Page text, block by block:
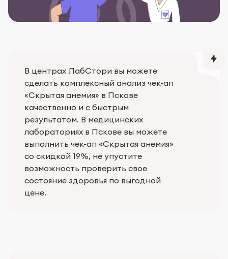
В центрах ЛабСтори вы можете
сделать комплексный анализ чек-ап
«Скрытая анемия» в Пскове
качественно и с быстрым
результатом. В медицинских
лабораториях в Пскове вы можете
выполнить чек-ап «Скрытая анемия»
со скидкой 19%, не упустите
возможность проверить свое
состояние здоровья по выгодной
цене.